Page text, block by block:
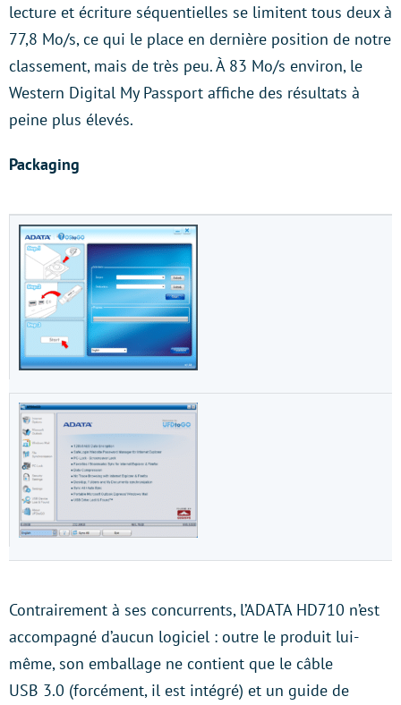
lecture et écriture séquentielles se limitent tous deux à
77,8 Mo/s, ce qui le place en dernière position de notre
classement, mais de très peu. À 83 Mo/s environ, le
Western Digital My Passport affiche des résultats à
peine plus élevés.
Packaging
Contrairement à ses concurrents, l’ADATA HD710 n’est
accompagné d’aucun logiciel : outre le produit lui-
même, son emballage ne contient que le câble
USB 3.0 (forcément, il est intégré) et un guide de